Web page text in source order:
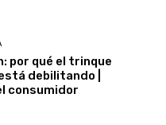
por qué el trinque
debilitando |
consumidor